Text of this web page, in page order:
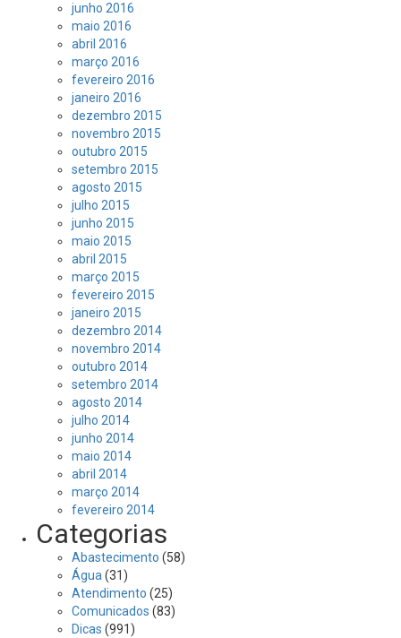
junho 2016
maio 2016
abril 2016
março 2016
fevereiro 2016
janeiro 2016
dezembro 2015
novembro 2015
outubro 2015
setembro 2015
agosto 2015
julho 2015
junho 2015
maio 2015
abril 2015
março 2015
fevereiro 2015
janeiro 2015
dezembro 2014
novembro 2014
outubro 2014
setembro 2014
agosto 2014
julho 2014
junho 2014
maio 2014
abril 2014
março 2014
fevereiro 2014
Categorias
Abastecimento (58)
Água (31)
Atendimento (25)
Comunicados (83)
Dicas (991)